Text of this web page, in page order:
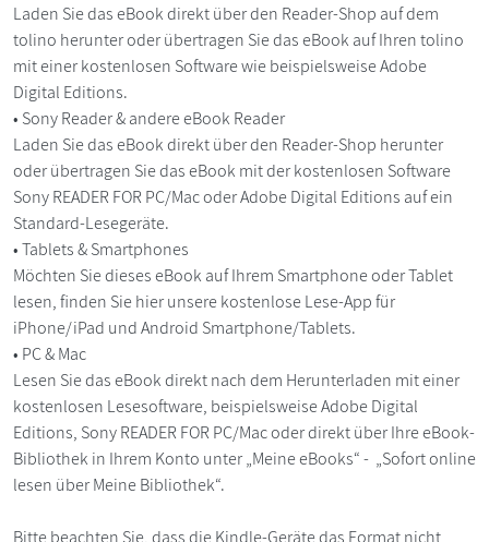
Laden Sie das eBook direkt über den Reader-Shop auf dem
tolino herunter oder übertragen Sie das eBook auf Ihren tolino
mit einer kostenlosen Software wie beispielsweise Adobe
Digital Editions.
• Sony Reader & andere eBook Reader
Laden Sie das eBook direkt über den Reader-Shop herunter
oder übertragen Sie das eBook mit der kostenlosen Software
Sony READER FOR PC/Mac oder Adobe Digital Editions auf ein
Standard-Lesegeräte.
• Tablets & Smartphones
Möchten Sie dieses eBook auf Ihrem Smartphone oder Tablet
lesen, finden Sie hier unsere kostenlose Lese-App für
iPhone/iPad und Android Smartphone/Tablets.
• PC & Mac
Lesen Sie das eBook direkt nach dem Herunterladen mit einer
kostenlosen Lesesoftware, beispielsweise Adobe Digital
Editions, Sony READER FOR PC/Mac oder direkt über Ihre eBook-
Bibliothek in Ihrem Konto unter „Meine eBooks“ - „Sofort online
lesen über Meine Bibliothek“.
Bitte beachten Sie, dass die Kindle-Geräte das Format nicht